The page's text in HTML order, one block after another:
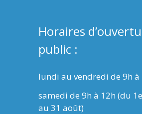
Horaires
public :
lundi au vendredi de 9h à
samedi de 9h à 12h (du
au 31 août)